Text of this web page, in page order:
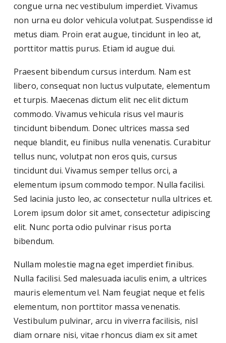
congue urna nec vestibulum imperdiet. Vivamus
non urna eu dolor vehicula volutpat. Suspendisse id
metus diam. Proin erat augue, tincidunt in leo at,
porttitor mattis purus. Etiam id augue dui.
Praesent bibendum cursus interdum. Nam est
libero, consequat non luctus vulputate, elementum
et turpis. Maecenas dictum elit nec elit dictum
commodo. Vivamus vehicula risus vel mauris
tincidunt bibendum. Donec ultrices massa sed
neque blandit, eu finibus nulla venenatis. Curabitur
tellus nunc, volutpat non eros quis, cursus
tincidunt dui. Vivamus semper tellus orci, a
elementum ipsum commodo tempor. Nulla facilisi.
Sed lacinia justo leo, ac consectetur nulla ultrices et.
Lorem ipsum dolor sit amet, consectetur adipiscing
elit. Nunc porta odio pulvinar risus porta
bibendum.
Nullam molestie magna eget imperdiet finibus.
Nulla facilisi. Sed malesuada iaculis enim, a ultrices
mauris elementum vel. Nam feugiat neque et felis
elementum, non porttitor massa venenatis.
Vestibulum pulvinar, arcu in viverra facilisis, nisl
diam ornare nisi, vitae rhoncus diam ex sit amet